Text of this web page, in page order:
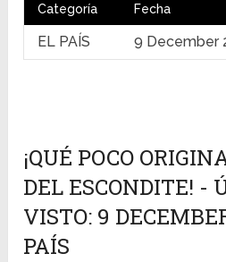
Categoría Fecha
EL PAÍS 9 December
¡QUÉ POCO
DEL ESCONDITE! -
VISTO: 9
PAÍS